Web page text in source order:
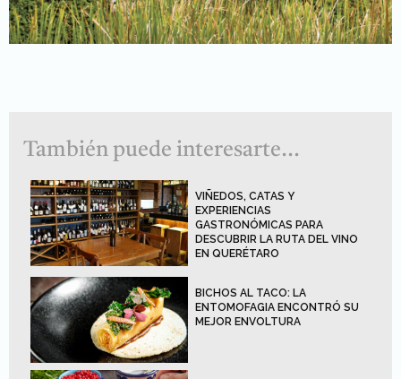
También puede interesarte...
VIÑEDOS, CATAS Y
EXPERIENCIAS
GASTRONÓMICAS PARA
DESCUBRIR LA RUTA DEL VINO
EN QUERÉTARO
BICHOS AL TACO: LA
ENTOMOFAGIA ENCONTRÓ SU
MEJOR ENVOLTURA